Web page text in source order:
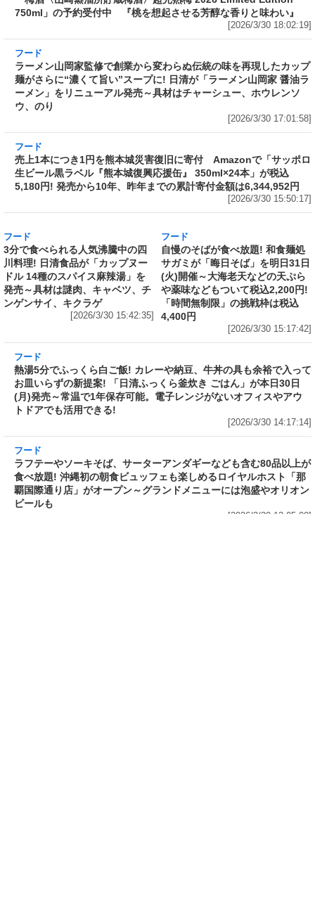
酒〉超完熟梅 2026 Limited Edition 750ml」の
予約受付中 『桃を想起させる芳醇な香りと味
わい』
フード
ラーメン山岡家監修で創業から変わらぬ伝統の
ープに! 日清が「ラーメン山岡家 醤油ラーメ
ン」をリニューアル発売～具材はチャーシュ
[2026/3/30 17:01:58]
フード
売上1本につき1円を熊本城災害復旧に寄付
Amazonで「サッポロ生ビール黒ラベル『熊本
発売から10年、昨年までの累計寄付金額は
6,344,952円
[2026/3/30 15:50:17]
フード
3分で食べられる人気沸騰中の四
川料理! 日清食品が「カップヌー
発売～具材は謎肉、キャベツ、チ
ンゲンサイ、キクラゲ
[2026/3/30 15:42:35]
フード
自慢のそばが食べ放題! 和食麺処
(火)開催～大海老天などの天ぷら
や薬味などもついて税込2,200円!
4,400円
[2026/3/30 15:17:42]
熱湯5分でふっくら白ご飯! カレーや納豆、牛丼